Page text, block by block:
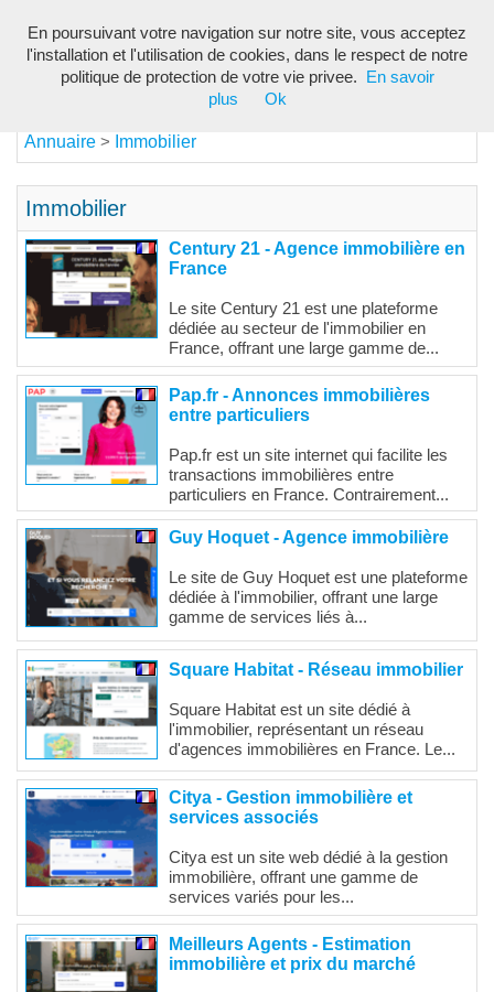
Annuaire > Immobilier
Immobilier
Century 21 - Agence immobilière en
France
Le site Century 21 est une plateforme
dédiée au secteur de l'immobilier en
France, offrant une large gamme de...
Pap.fr - Annonces immobilières
entre particuliers
Pap.fr est un site internet qui facilite les
transactions immobilières entre
particuliers en France. Contrairement...
Guy Hoquet - Agence immobilière
Le site de Guy Hoquet est une plateforme
dédiée à l'immobilier, offrant une large
gamme de services liés à...
Square Habitat - Réseau immobilier
Square Habitat est un site dédié à
l'immobilier, représentant un réseau
d'agences immobilières en France. Le...
Citya - Gestion immobilière et
services associés
Citya est un site web dédié à la gestion
immobilière, offrant une gamme de
services variés pour les...
Meilleurs Agents - Estimation
immobilière et prix du marché
En poursuivant votre navigation sur notre site, vous acceptez
l'installation et l'utilisation de cookies, dans le respect de notre
politique de protection de votre vie privee.
En savoir
plus
Ok